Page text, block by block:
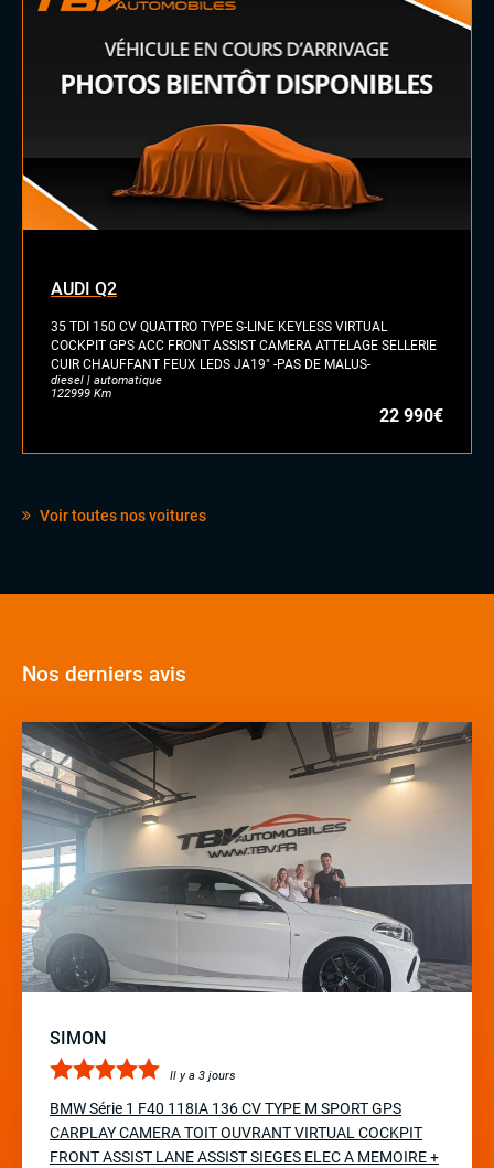
Toit ouvrant panoramique
Vitres arrières surteintées
INTÉRIEUR
Sellerie Cuir Alcantara
Volant méplat
Volant sport
AUDI Q2
35 TDI 150 CV QUATTRO TYPE S-LINE KEYLESS VIRTUAL
COCKPIT GPS ACC FRONT ASSIST CAMERA ATTELAGE SELLERIE
CUIR CHAUFFANT FEUX LEDS JA19" -PAS DE MALUS-
diesel | automatique
122999 Km
22 990€
Voir toutes nos voitures
Nos derniers avis
SIMON
Il y a 3 jours
BMW Série 1 F40 118IA 136 CV TYPE M SPORT GPS
CARPLAY CAMERA TOIT OUVRANT VIRTUAL COCKPIT
FRONT ASSIST LANE ASSIST SIEGES ELEC A MEMOIRE +